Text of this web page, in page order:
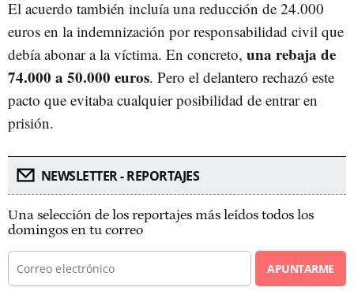
El acuerdo también incluía una reducción de 24.000
euros en la indemnización por responsabilidad civil que
debía abonar a la víctima. En concreto, una rebaja de
74.000 a 50.000 euros. Pero el delantero rechazó este
pacto que evitaba cualquier posibilidad de entrar en
prisión.
NEWSLETTER - REPORTAJES
Una selección de los reportajes más leídos todos los
domingos en tu correo
APUNTARME